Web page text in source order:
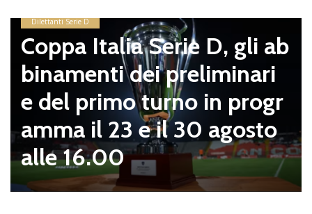
Dilettanti Serie D
Coppa Italia Serie D, gli ab
binamenti dei preliminari
e del primo turno in progr
amma il 23 e il 30 agosto
alle 16.00